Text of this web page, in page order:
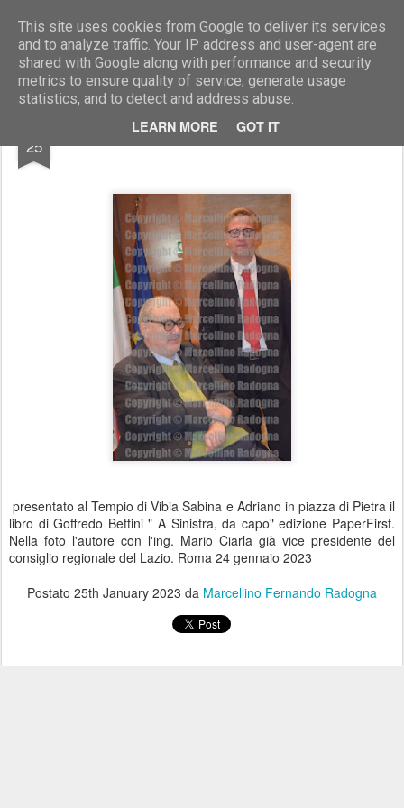
This site uses cookies from Google to deliver its services
and to analyze traffic. Your IP address and user-agent are
shared with Google along with performance and security
metrics to ensure quality of service, generate usage
statistics, and to detect and address abuse.
LEARN MORE GOT IT
Marcellino Radogna - Fotonotizie per la stampa
25 Goffredo Bettini e Mario Ciarla
presentato al Tempio di Vibia Sabina e Adriano in piazza di Pietra il
libro di Goffredo Bettini " A Sinistra, da capo" edizione PaperFirst.
Nella foto l'autore con l'ing. Mario Ciarla già vice presidente del
consiglio regionale del Lazio. Roma 24 gennaio 2023
Postato 25th January 2023 da Marcellino Fernando Radogna